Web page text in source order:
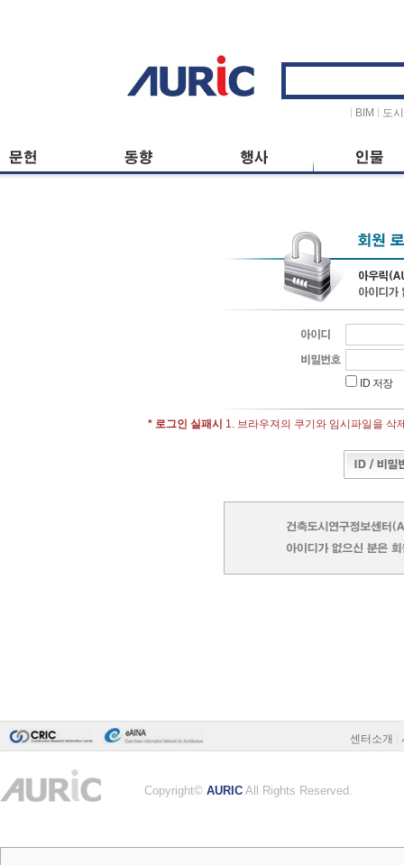
ID 저장
* 로그인 실패시 1. 브라우져의 쿠기와 임시파일을 삭
센터소개
Copyright© AURIC All Rights Reserved.